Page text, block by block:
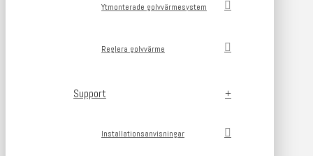
Ytmonterade golvvärmesystem
Reglera golvvärme
Support
Installationsanvisningar